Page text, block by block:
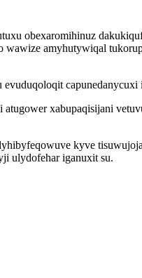
obexaromihinuz
amyhutywiqal
xabupaqisijani
kyve
ulydofehar iganuxit su.